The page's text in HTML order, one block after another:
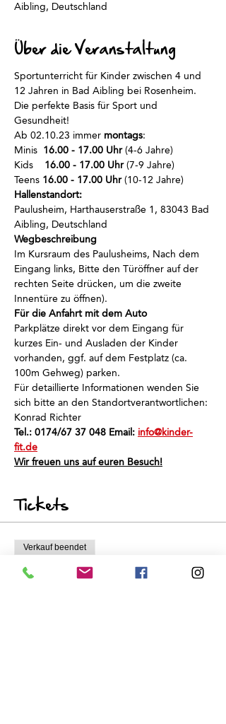
Aibling, Deutschland
Über die Veranstaltung
Sportunterricht für Kinder zwischen 4 und
12 Jahren in Bad Aibling bei Rosenheim.
Die perfekte Basis für Sport und
Gesundheit!
Ab 02.10.23 immer montags:
Minis 16.00 - 17.00 Uhr (4-6 Jahre)
Kids 16.00 - 17.00 Uhr (7-9 Jahre)
Teens 16.00 - 17.00 Uhr (10-12 Jahre)
Hallenstandort:
Paulusheim, Harthauserstraße 1, 83043 Bad
Aibling, Deutschland
Wegbeschreibung
Im Kursraum des Paulusheims, Nach dem
Eingang links, Bitte den Türöffner auf der
rechten Seite drücken, um die zweite
Innentüre zu öffnen).
Für die Anfahrt mit dem Auto
Parkplätze direkt vor dem Eingang für
kurzes Ein- und Ausladen der Kinder
vorhanden, ggf. auf dem Festplatz (ca.
100m Gehweg) parken.
Für detaillierte Informationen wenden Sie
sich bitte an den Standortverantwortlichen:
Konrad Richter
Tel.: 0174/67 37 048 Email: info@kinder-
fit.de
Wir freuen uns auf euren Besuch!
Tickets
Verkauf beendet
Tickettyp